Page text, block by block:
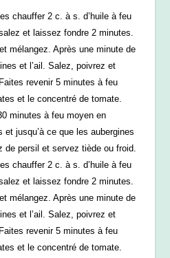
chauffer 2 c. à s. d’huile à feu
et laissez fondre 2 minutes.
mélangez. Après une minute de
et l’ail. Salez, poivrez et
revenir 5 minutes à feu
et le concentré de tomate.
minutes à feu moyen en
jusqu’à ce que les aubergines
de persil et servez tiède ou froid.
chauffer 2 c. à s. d’huile à feu
et laissez fondre 2 minutes.
mélangez. Après une minute de
et l’ail. Salez, poivrez et
revenir 5 minutes à feu
et le concentré de tomate.